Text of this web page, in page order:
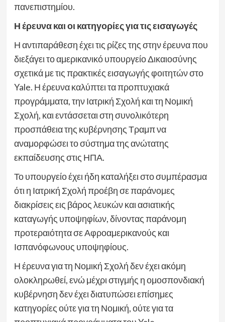
πανεπιστημίου.
Η έρευνα και οι κατηγορίες για τις εισαγωγές
Η αντιπαράθεση έχει τις ρίζες της στην έρευνα που
διεξάγει το αμερικανικό υπουργείο Δικαιοσύνης
σχετικά με τις πρακτικές εισαγωγής φοιτητών στο
Yale. Η έρευνα καλύπτει τα προπτυχιακά
προγράμματα, την Ιατρική Σχολή και τη Νομική
Σχολή, και εντάσσεται στη συνολικότερη
προσπάθεια της κυβέρνησης Τραμπ να
αναμορφώσει το σύστημα της ανώτατης
εκπαίδευσης στις ΗΠΑ.
Το υπουργείο έχει ήδη καταλήξει στο συμπέρασμα
ότι η Ιατρική Σχολή προέβη σε παράνομες
διακρίσεις εις βάρος λευκών και ασιατικής
καταγωγής υποψηφίων, δίνοντας παράνομη
προτεραιότητα σε Αφροαμερικανούς και
Ισπανόφωνους υποψηφίους.
Η έρευνα για τη Νομική Σχολή δεν έχει ακόμη
ολοκληρωθεί, ενώ μέχρι στιγμής η ομοσπονδιακή
κυβέρνηση δεν έχει διατυπώσει επίσημες
κατηγορίες ούτε για τη Νομική, ούτε για τα